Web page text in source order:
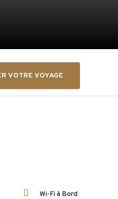
VOTRE VOYAGE
Wi-Fi à Bord